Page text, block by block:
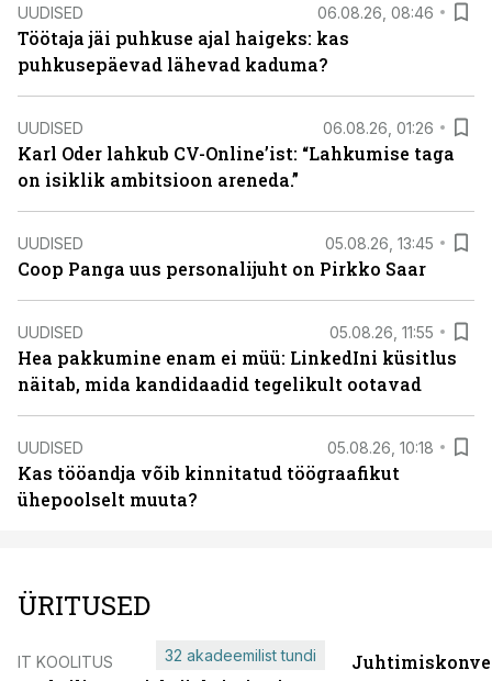
UUDISED 06.08.26, 08:46
Töötaja jäi puhkuse ajal haigeks: kas
puhkusepäevad lähevad kaduma?
UUDISED 06.08.26, 01:26
Karl Oder lahkub CV-Online’ist: “Lahkumise taga
on isiklik ambitsioon areneda.”
UUDISED 05.08.26, 13:45
Coop Panga uus personalijuht on Pirkko Saar
UUDISED 05.08.26, 11:55
Hea pakkumine enam ei müü: LinkedIni küsitlus
näitab, mida kandidaadid tegelikult ootavad
UUDISED 05.08.26, 10:18
Kas tööandja võib kinnitatud töögraafikut
ühepoolselt muuta?
ÜRITUSED
IT KOOLITUS 32 akadeemilist tundi